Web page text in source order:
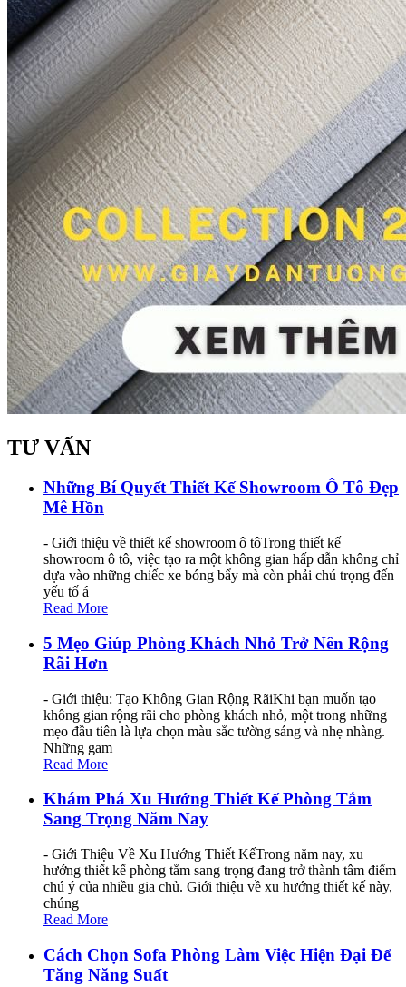
TƯ VẤN
Những Bí Quyết Thiết Kế Showroom Ô Tô Đẹp
Mê Hồn
- Giới thiệu về thiết kế showroom ô tôTrong thiết kế
showroom ô tô, việc tạo ra một không gian hấp dẫn không chỉ
dựa vào những chiếc xe bóng bẩy mà còn phải chú trọng đến
yếu tố á
Read More
5 Mẹo Giúp Phòng Khách Nhỏ Trở Nên Rộng
Rãi Hơn
- Giới thiệu: Tạo Không Gian Rộng RãiKhi bạn muốn tạo
không gian rộng rãi cho phòng khách nhỏ, một trong những
mẹo đầu tiên là lựa chọn màu sắc tường sáng và nhẹ nhàng.
Những gam
Read More
Khám Phá Xu Hướng Thiết Kế Phòng Tắm
Sang Trọng Năm Nay
- Giới Thiệu Về Xu Hướng Thiết KếTrong năm nay, xu
hướng thiết kế phòng tắm sang trọng đang trở thành tâm điểm
chú ý của nhiều gia chủ. Giới thiệu về xu hướng thiết kế này,
chúng
Read More
Cách Chọn Sofa Phòng Làm Việc Hiện Đại Để
Tăng Năng Suất